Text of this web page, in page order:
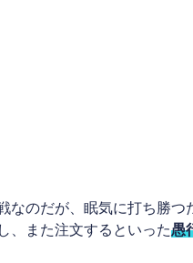
なのだが、眠気に打ち勝つ
、また注文するといった愚